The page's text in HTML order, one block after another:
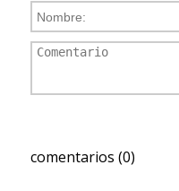
comentarios (0)